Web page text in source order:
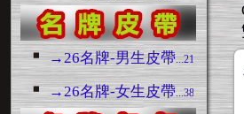
→26名牌-男生皮帶...2188
→26名牌-女生皮帶 ...380